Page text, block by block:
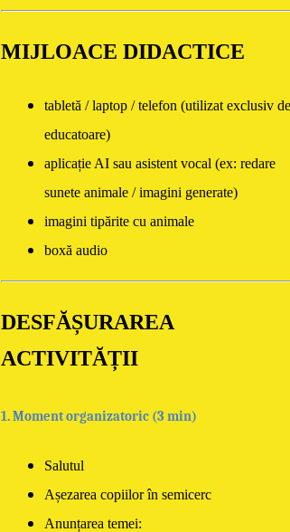
MIJLOACE DIDACTICE
tabletă / laptop / telefon (utilizat exclusiv de
educatoare)
aplicație AI sau asistent vocal (ex: redare
sunete animale / imagini generate)
imagini tipărite cu animale
boxă audio
DESFĂȘURAREA
ACTIVITĂȚII
1. Moment organizatoric (3 min)
Salutul
Așezarea copiilor în semicerc
Anunțarea temei: